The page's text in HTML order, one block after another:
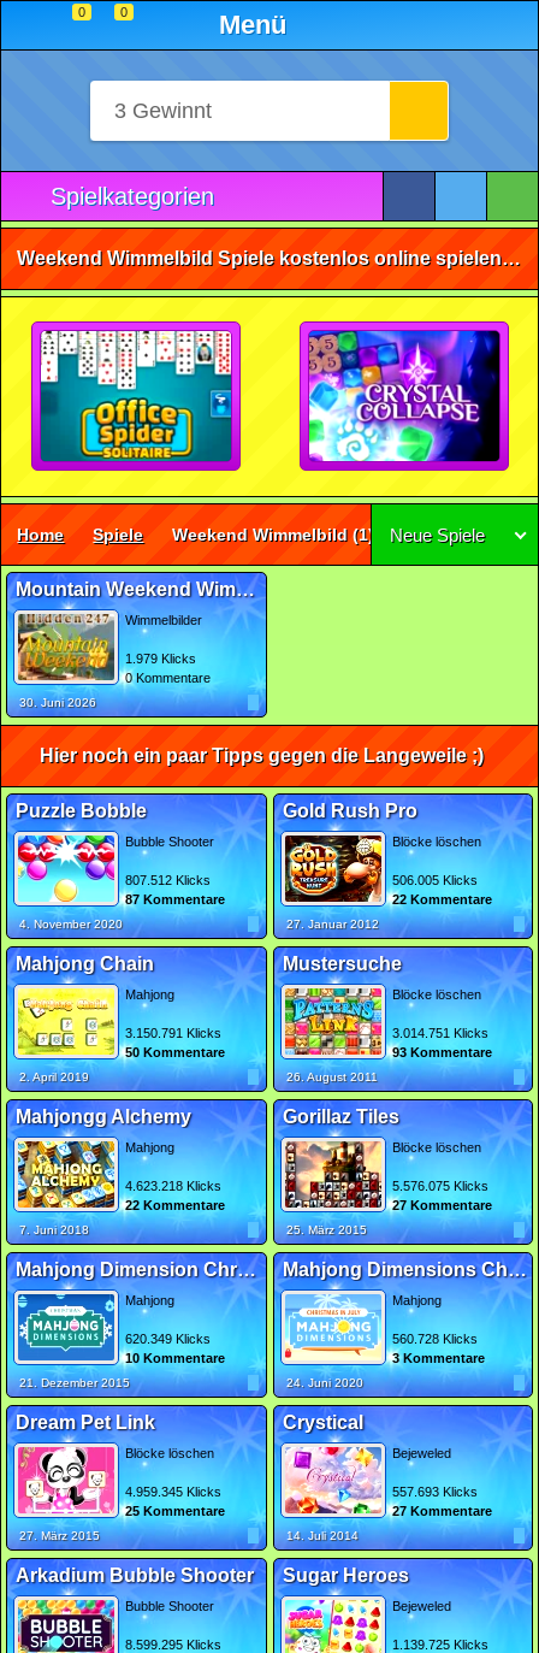
0 0 Menü
Spielkategorien
Weekend Wimmelbild Spiele kostenlos online spielen • ohne Anmeldung 🕹️
Home Spiele Weekend Wimmelbild (1) Neue Spiele
Mountain Weekend Wimmelbild
Wimmelbilder
1.979 Klicks
0 Kommentare
30. Juni 2026
Hier noch ein paar Tipps gegen die Langeweile ;)
Puzzle Bobble
Bubble Shooter
807.512 Klicks
87 Kommentare
4. November 2020
Gold Rush Pro
Blöcke löschen
506.005 Klicks
22 Kommentare
27. Januar 2012
Mahjong Chain
Mahjong
3.150.791 Klicks
50 Kommentare
2. April 2019
Mustersuche
Blöcke löschen
3.014.751 Klicks
93 Kommentare
26. August 2011
Mahjongg Alchemy
Mahjong
4.623.218 Klicks
22 Kommentare
7. Juni 2018
Gorillaz Tiles
Blöcke löschen
5.576.075 Klicks
27 Kommentare
25. März 2015
Mahjong Dimension Christmas
Mahjong
620.349 Klicks
10 Kommentare
21. Dezember 2015
Mahjong Dimensions Christmas in July
Mahjong
560.728 Klicks
3 Kommentare
24. Juni 2020
Dream Pet Link
Blöcke löschen
4.959.345 Klicks
25 Kommentare
27. März 2015
Crystical
Bejeweled
557.693 Klicks
27 Kommentare
14. Juli 2014
Arkadium Bubble Shooter
Bubble Shooter
8.599.295 Klicks
Sugar Heroes
Bejeweled
1.139.725 Klicks